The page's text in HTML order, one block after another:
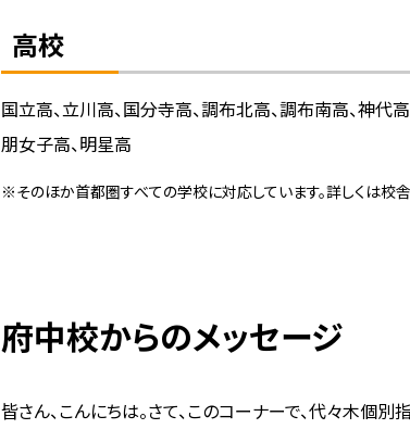
高校
国立高、立川高、国分寺高、調布北高、調布南高、神代
朋女子高、明星高
※そのほか首都圏すべての学校に対応しています。詳しくは校
府中校からのメッセージ
皆さん、こんにちは。さて、このコーナーで、代々木個